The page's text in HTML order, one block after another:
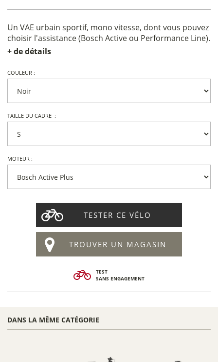
Un VAE urbain sportif, mono vitesse, dont vous pouvez
choisir l'assistance (Bosch Active ou Performance Line).
+ de détails
COULEUR :
TAILLE DU CADRE :
MOTEUR :
TESTER CE VÉLO
TROUVER UN MAGASIN
TEST
SANS ENGAGEMENT
DANS LA MÊME CATÉGORIE